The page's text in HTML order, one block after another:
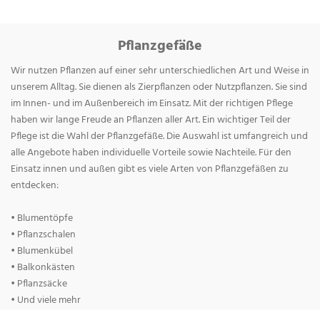
Pflanzgefäße
Wir nutzen Pflanzen auf einer sehr unterschiedlichen Art und Weise in
unserem Alltag. Sie dienen als Zierpflanzen oder Nutzpflanzen. Sie sind
im Innen- und im Außenbereich im Einsatz. Mit der richtigen Pflege
haben wir lange Freude an Pflanzen aller Art. Ein wichtiger Teil der
Pflege ist die Wahl der Pflanzgefäße. Die Auswahl ist umfangreich und
alle Angebote haben individuelle Vorteile sowie Nachteile. Für den
Einsatz innen und außen gibt es viele Arten von Pflanzgefäßen zu
entdecken:
• Blumentöpfe
• Pflanzschalen
• Blumenkübel
• Balkonkästen
• Pflanzsäcke
• Und viele mehr